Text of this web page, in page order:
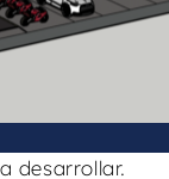
desarrollar.